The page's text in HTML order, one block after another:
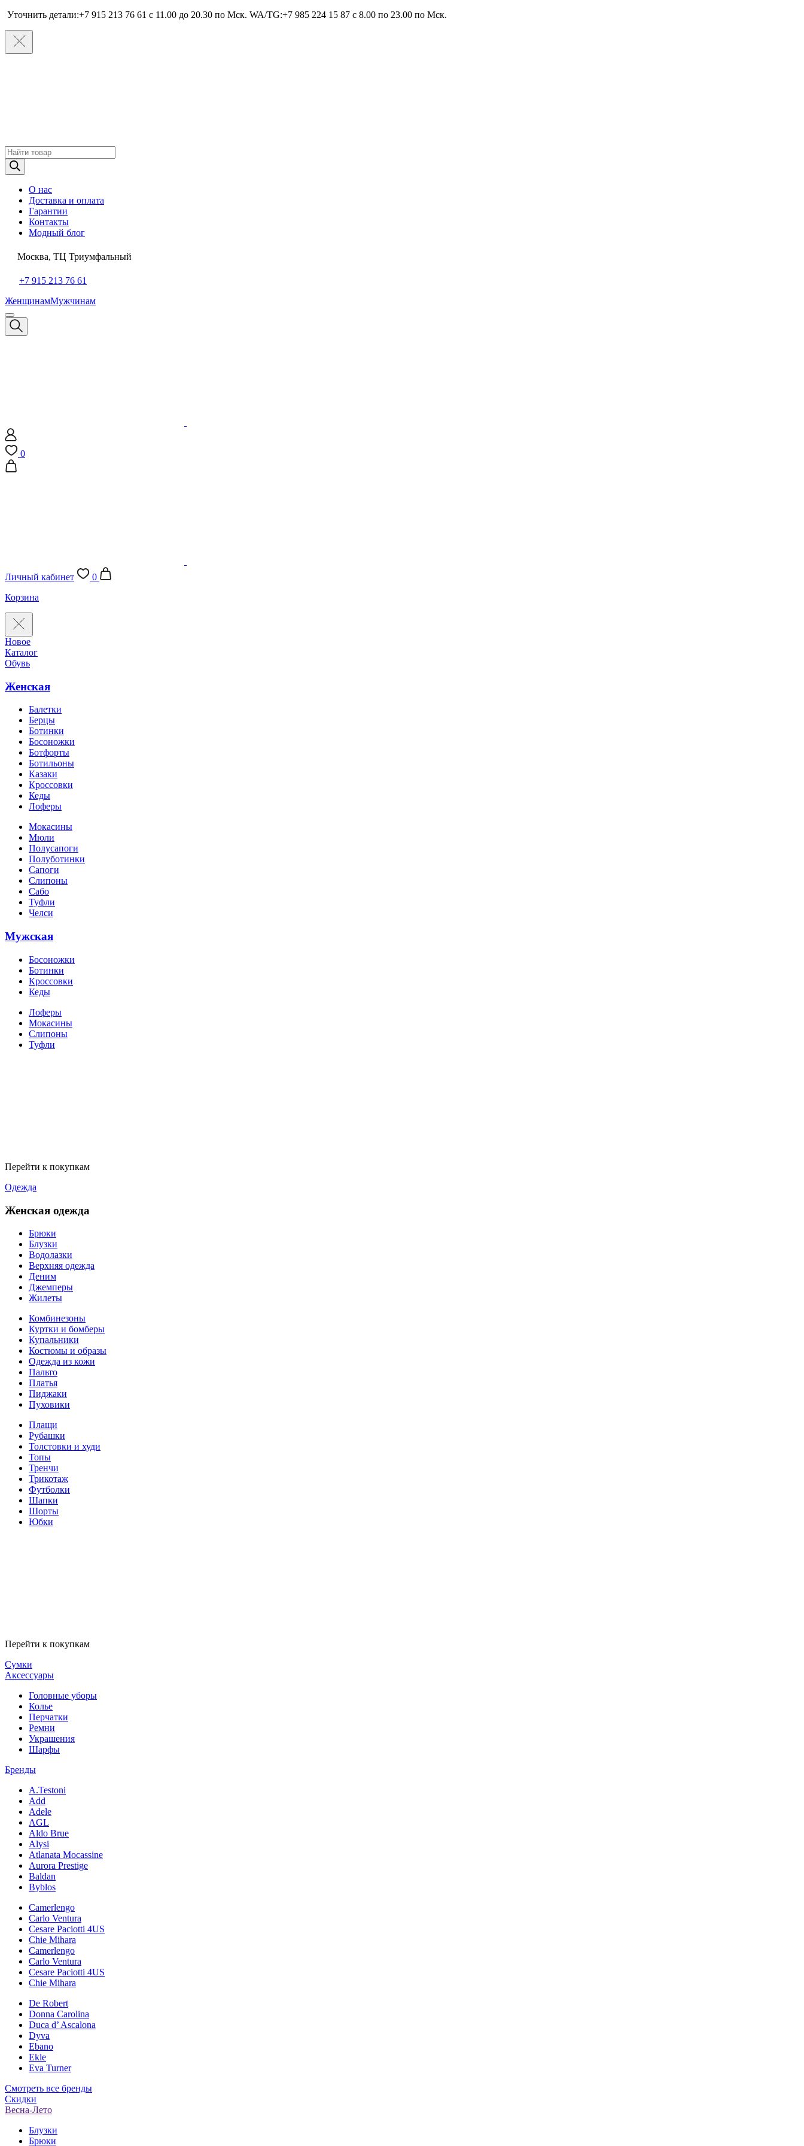
Уточнить детали:+7 915 213 76 61 c 11.00 до 20.30 по Мcк. WA/TG:+7 985 224 15 87 c 8.00 по 23.00 по Мcк.
Поиск
товаров
О нас
Доставка и оплата
Гарантии
Контакты
Модный блог
Москва, ТЦ Триумфальный
+7 915 213 76 61
ЖенщинамМужчинам
0
Личный кабинет
0
Корзина
Новое
Каталог
Обувь
Женская
Балетки
Берцы
Ботинки
Босоножки
Ботфорты
Ботильоны
Казаки
Кроссовки
Кеды
Лоферы
Мокасины
Мюли
Полусапоги
Полуботинки
Сапоги
Слипоны
Сабо
Туфли
Челси
Мужская
Босоножки
Ботинки
Кроссовки
Кеды
Лоферы
Мокасины
Слипоны
Туфли
Перейти к покупкам
Одежда
Женская одежда
Брюки
Блузки
Водолазки
Верхняя одежда
Деним
Джемперы
Жилеты
Комбинезоны
Куртки и бомберы
Купальники
Костюмы и образы
Одежда из кожи
Пальто
Платья
Пиджаки
Пуховики
Плащи
Рубашки
Толстовки и худи
Топы
Тренчи
Трикотаж
Футболки
Шапки
Шорты
Юбки
Перейти к покупкам
Сумки
Аксессуары
Головные уборы
Колье
Перчатки
Ремни
Украшения
Шарфы
Бренды
A.Testoni
Add
Adele
AGL
Aldo Brue
Alysi
Atlanata Mocassine
Aurora Prestige
Baldan
Byblos
Camerlengo
Carlo Ventura
Cesare Paciotti 4US
Chie Mihara
Camerlengo
Carlo Ventura
Cesare Paciotti 4US
Chie Mihara
De Robert
Donna Carolina
Duca d’ Ascalona
Dyva
Ebano
Ekle
Eva Turner
Смотреть все бренды
Скидки
Весна-Лето
Блузки
Брюки